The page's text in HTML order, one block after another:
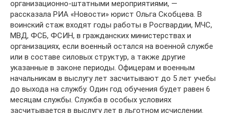
организационно-штатными мероприятиями, —
рассказала РИА «Новости» юрист Ольга Скобцева. В
воинский стаж входят годы работы в Росгвардии, МЧС,
МВД, ФСБ, ФСИН, в гражданских министерствах и
организациях, если военный остался на военной службе
или в составе силовых структур, а также другие
указанные в законе периоды. Офицерам и военным
начальникам в выслугу лет засчитывают до 5 лет учебы
до выхода на службу. Один год обучения будет равен 6
месяцам службы. Служба в особых условиях
засчитывается в выслугу лет в льготном исчислении.